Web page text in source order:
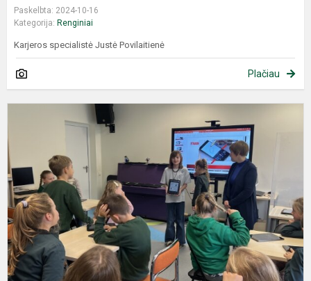
Paskelbta: 2024-10-16
Kategorija: Renginiai
Karjeros specialistė Justė Povilaitienė
Plačiau